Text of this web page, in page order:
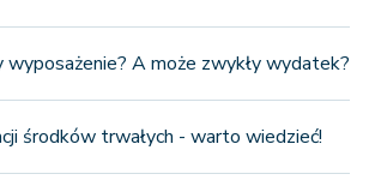
wyposażenie? A może zwykły wydatek?
środków trwałych - warto wiedzieć!